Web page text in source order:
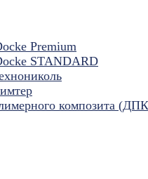
Premium
STANDARD
композита